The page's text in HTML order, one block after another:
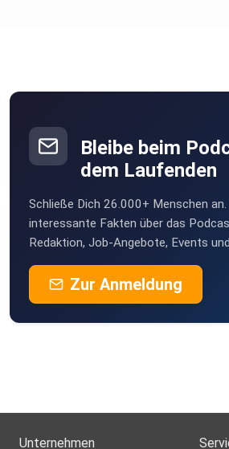
Bleibe beim
dem Laufenden
Schließe Dich 26.000+ Menschen an.
interessante Fakten über das
Redaktion, Job-Angebote, Events
Zur Anmeldung
Unternehmen